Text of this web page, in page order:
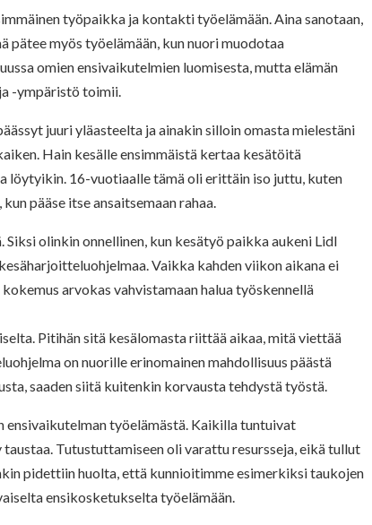
työpaikka ja kontakti työelämään. Aina sanotaan,
pätee myös työelämään, kun nuori muodotaa
omien ensivaikutelmien luomisesta, mutta elämän
-ympäristö toimii.
juuri yläasteelta ja ainakin silloin omasta mielestäni
Hain kesälle ensimmäistä kertaa kesätöitä
löytyikin. 16-vuotiaalle tämä oli erittäin iso juttu, kuten
pääse itse ansaitsemaan rahaa.
olinkin onnellinen, kun kesätyö paikka aukeni Lidl
Vaikka kahden viikon aikana ei
arvokas vahvistamaan halua työskennellä
Pitihän sitä kesälomasta riittää aikaa, mitä viettää
on nuorille erinomainen mahdollisuus päästä
saaden siitä kuitenkin korvausta tehdystä työstä.
työelämästä. Kaikilla tuntuivat
Tutustuttamiseen oli varattu resursseja, eikä tullut
pidettiin huolta, että kunnioitimme esimerkiksi taukojen
ensikosketukselta työelämään.